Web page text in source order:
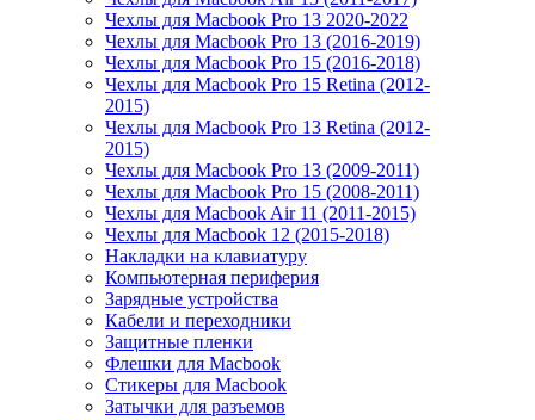
Чехлы для Macbook Pro 13 2020-2022
Чехлы для Macbook Pro 13 (2016-2019)
Чехлы для Macbook Pro 15 (2016-2018)
Чехлы для Macbook Pro 15 Retina (2012-
2015)
Чехлы для Macbook Pro 13 Retina (2012-
2015)
Чехлы для Macbook Pro 13 (2009-2011)
Чехлы для Macbook Pro 15 (2008-2011)
Чехлы для Macbook Air 11 (2011-2015)
Чехлы для Macbook 12 (2015-2018)
Накладки на клавиатуру
Компьютерная периферия
Зарядные устройства
Кабели и переходники
Защитные пленки
Флешки для Macbook
Стикеры для Macbook
Затычки для разъемов